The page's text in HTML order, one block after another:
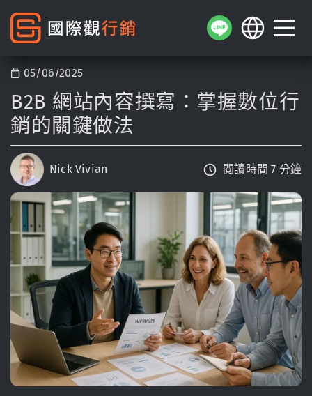
05/06/2025
B2B 網站內容撰寫：掌握數位行
銷的關鍵做法
Nick Vivian 閱讀時間 7 分鐘